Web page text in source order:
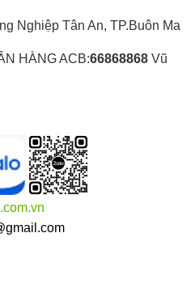
Nghiệp Tân An, TP.Buôn Ma
HÀNG ACB:66868868Vũ